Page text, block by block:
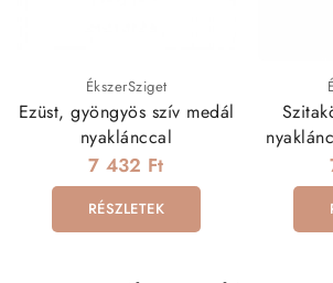
ÉkszerSziget
Ezüst, gyöngyös szív medál
nyaklánccal
7 432 Ft
RÉSZLETEK